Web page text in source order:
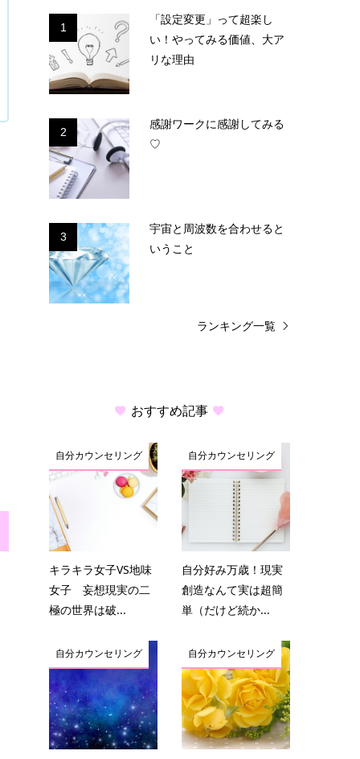
1
「設定変更」って超楽し
い！やってみる価値、大ア
リな理由
2
感謝ワークに感謝してみる
♡
3
宇宙と周波数を合わせると
いうこと
ランキング一覧
おすすめ記事
自分カウンセリング
キラキラ女子VS地味
女子 妄想現実の二
極の世界は破...
自分カウンセリング
自分好み万歳！現実
創造なんて実は超簡
単（だけど続か...
自分カウンセリング 自分カウンセリング